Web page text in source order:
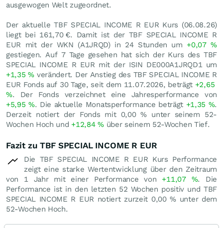
ausgewogen Welt zugeordnet.
Der aktuelle TBF SPECIAL INCOME R EUR Kurs (06.08.26)
liegt bei 161,70 €. Damit ist der TBF SPECIAL INCOME R
EUR mit der WKN (A1JRQD) in 24 Stunden um +0,07%
gestiegen. Auf 7 Tage gesehen hat sich der Kurs des TBF
SPECIAL INCOME R EUR mit der ISIN DE000A1JRQD1 um
+1,35% verändert. Der Anstieg des TBF SPECIAL INCOME R
EUR Fonds auf 30 Tage, seit dem 11.07.2026, beträgt +2,65
%. Der Fonds verzeichnet eine Jahresperformance von
+5,95%. Die aktuelle Monatsperformance beträgt +1,35 %.
Derzeit notiert der Fonds mit 0,00% unter seinem 52-
Wochen Hoch und +12,84%über seinem 52-Wochen Tief.
Fazit zu TBF SPECIAL INCOME R EUR
Die TBF SPECIAL INCOME R EUR Kurs Performance
zeigt eine starke Wertentwicklung über den Zeitraum
von 1 Jahr mit einer Performance von +11,07 %. Die
Performance ist in den letzten 52 Wochen positiv und TBF
SPECIAL INCOME R EUR notiert zurzeit 0,00% unter dem
52-Wochen Hoch.